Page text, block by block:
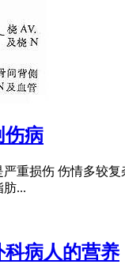
病
重损伤 伤情多较
...
病人的营养